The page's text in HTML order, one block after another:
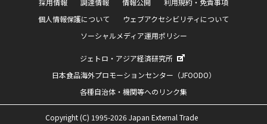
採用情報 調達情報 情報公開
利用規約・免責事項
個人情報保護について
ウェブアクセシビリティについて
ソーシャルメディア運用ポリシー
ジェトロ・アジア経済研究所
日本食品海外プロモーションセンター（JFOODO）
各種自治体・機関等へのリンク集
Copyright (C) 1995-2026 Japan External Trade